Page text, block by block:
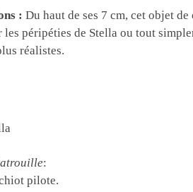
: Du haut de ses 7 cm, cet objet
péripéties de Stella ou tout
réalistes.
:
pilote.